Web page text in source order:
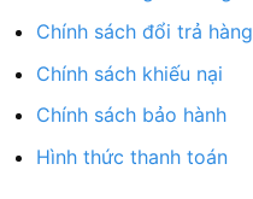
Chính sách đổi trả hàng
Chính sách khiếu nại
Chính sách bảo hành
Hình thức thanh toán